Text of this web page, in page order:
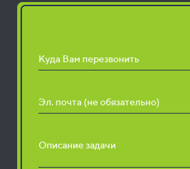
Куда Вам перезвонить
Эл. почта (не обязательно)
Описание задачи